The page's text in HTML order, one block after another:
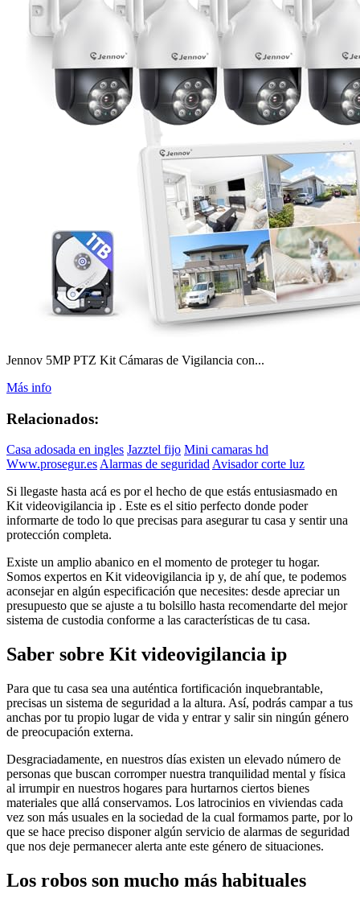
Jennov 5MP PTZ Kit Cámaras de Vigilancia con...
Más info
Relacionados:
Casa adosada en ingles Jazztel fijo Mini camaras hd
Www.prosegur.es Alarmas de seguridad Avisador corte luz
Si llegaste hasta acá es por el hecho de que estás entusiasmado en
Kit videovigilancia ip . Este es el sitio perfecto donde poder
informarte de todo lo que precisas para asegurar tu casa y sentir una
protección completa.
Existe un amplio abanico en el momento de proteger tu hogar.
Somos expertos en Kit videovigilancia ip y, de ahí que, te podemos
aconsejar en algún especificación que necesites: desde apreciar un
presupuesto que se ajuste a tu bolsillo hasta recomendarte del mejor
sistema de custodia conforme a las características de tu casa.
Saber sobre Kit videovigilancia ip
Para que tu casa sea una auténtica fortificación inquebrantable,
precisas un sistema de seguridad a la altura. Así, podrás campar a tus
anchas por tu propio lugar de vida y entrar y salir sin ningún género
de preocupación externa.
Desgraciadamente, en nuestros días existen un elevado número de
personas que buscan corromper nuestra tranquilidad mental y física
al irrumpir en nuestros hogares para hurtarnos ciertos bienes
materiales que allá conservamos. Los latrocinios en viviendas cada
vez son más usuales en la sociedad de la cual formamos parte, por lo
que se hace preciso disponer algún servicio de alarmas de seguridad
que nos deje permanecer alerta ante este género de situaciones.
Los robos son mucho más habituales